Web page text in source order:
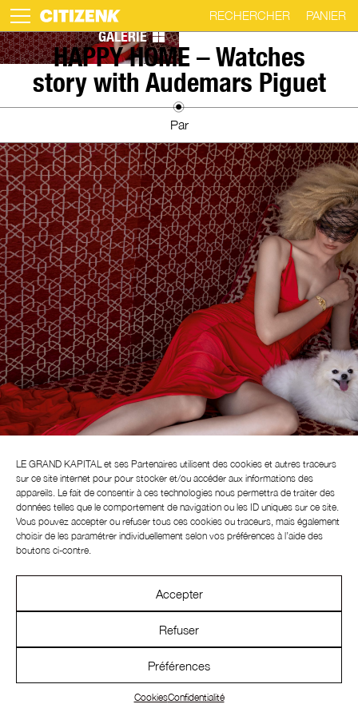
LE GRAND KAPITAL et ses Partenaires utilisent des cookies et autres traceurs
sur ce site internet pour pour stocker et/ou accéder aux informations des
appareils. Le fait de consentir à ces technologies nous permettra de traiter des
données telles que le comportement de navigation ou les ID uniques sur ce site.
Vous pouvez accepter ou refuser tous ces cookies ou traceurs, mais également
choisir de les paramétrer individuellement selon vos préférences à l’aide des
boutons ci-contre.
Accepter
Refuser
Préférences
CookiesConfidentialité
Skip
to
content
RECHERCHER PANIER
GALERIE
HAPPY HOME – Watches
story with Audemars Piguet
Par
GALERIE
Navigation
de
l’article
CONTACT